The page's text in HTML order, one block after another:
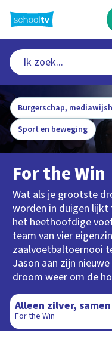
naar
hoofdinhoud
Burgerschap,
Sport en beweging
For the Win
Wat als je grootste
worden in duigen lijkt
het heethoofdige
team van vier
zaalvoetbaltoernooi
Jason aan zijn
droom weer om de
Alleen zilver,
For the Win
16:59